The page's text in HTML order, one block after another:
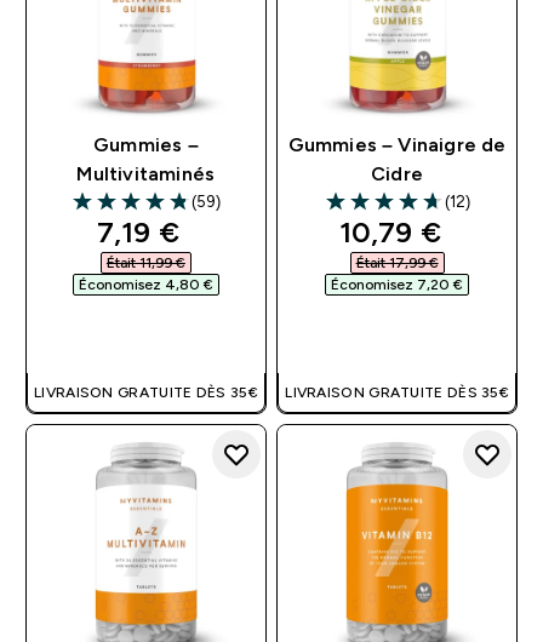
Gummies –
Multivitaminés
4.81 out of 5 stars
(59)
discounted price
7,19 €‎
Était 11,99 €‎
Économisez 4,80 €‎
LIVRAISON GRATUITE DÈS 35€
Gummies – Vinaigre de
Cidre
4.67 out of 5 stars
(12)
discounted
10,79 €‎
Était 17,99 €‎
Économisez 7,20 €‎
LIVRAISON GRATUITE DÈS 35€